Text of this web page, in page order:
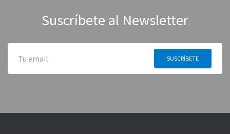
Suscríbete al Newsletter